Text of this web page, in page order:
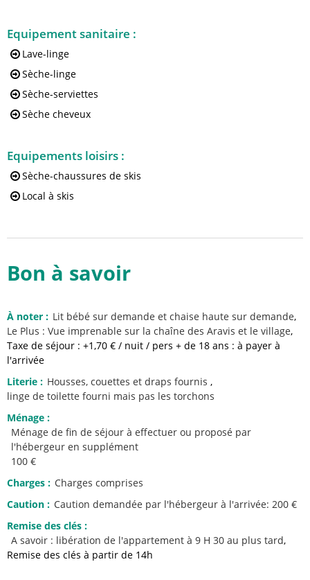
Equipement sanitaire :
Lave-linge
Sèche-linge
Sèche-serviettes
Sèche cheveux
Equipements loisirs :
Sèche-chaussures de skis
Local à skis
Bon à savoir
À noter : Lit bébé sur demande et chaise haute sur demande
Le Plus : Vue imprenable sur la chaîne des Aravis et le village
Taxe de séjour : +1,70 € / nuit / pers + de 18 ans : à payer à
l'arrivée
Literie : Housses, couettes et draps fournis
linge de toilette fourni mais pas les torchons
Ménage :
Ménage de fin de séjour à effectuer ou proposé par
l'hébergeur en supplément
100 €
Charges : Charges comprises
Caution : Caution demandée par l'hébergeur à l'arrivée: 200 €
Remise des clés :
A savoir : libération de l'appartement à 9 H 30 au plus tard
Remise des clés à partir de 14h